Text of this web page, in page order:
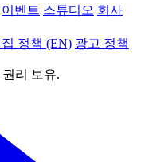
이벤트 스튜디오 회사
정책 (EN) 광고 정책
권리 보유.